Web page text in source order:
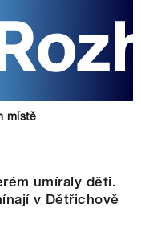
místě
umíraly děti.
v Dětřichově